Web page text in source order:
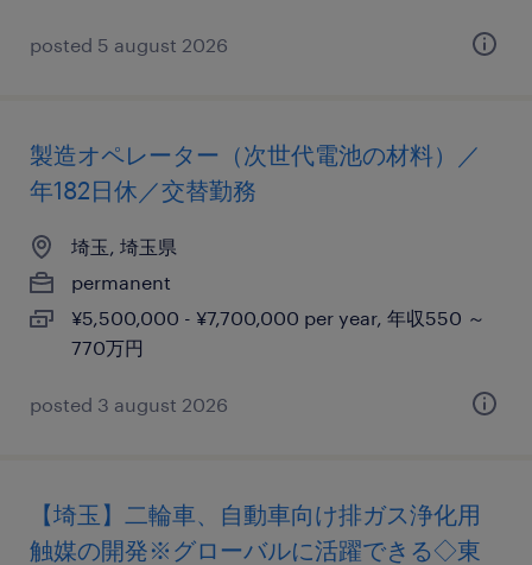
posted 5 august 2026
製造オペレーター（次世代電池の材料）／
年182日休／交替勤務
埼玉, 埼玉県
permanent
¥5,500,000 - ¥7,700,000 per year, 年収550 ～
770万円
posted 3 august 2026
【埼玉】二輪車、自動車向け排ガス浄化用
触媒の開発※グローバルに活躍できる◇東